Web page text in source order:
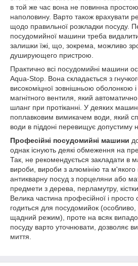
в той же час вона не повинна
наполовину. Варто також врахувати
щодо правильної розкладки посуду.
посудомийної машини треба
залишки їжі, що, зокрема, можливо
душирующего пристрою.
Практично всі посудомийні машини
Aqua-Stop. Вона складається з
високоміцної зовнішньою оболонкою
магнітного вентиля, який
шланг при протіканні. У деяких
поплавковим вимикачем води, який
води в піддоні перевищує допустиму
Професійні посудомийні машини
однак існують деякі обмеження на
Так, не рекомендується закладати в
вироби, вироби з алюмінію та м'якого
антикварну посуд з порцеляни або
предмети з дерева, перламутру,
Велика частина професійної і просто
годиться для посудомийок (особливо,
щадний режим), проте на всяк
посуду варто уточнювати, дозволяє
миття.